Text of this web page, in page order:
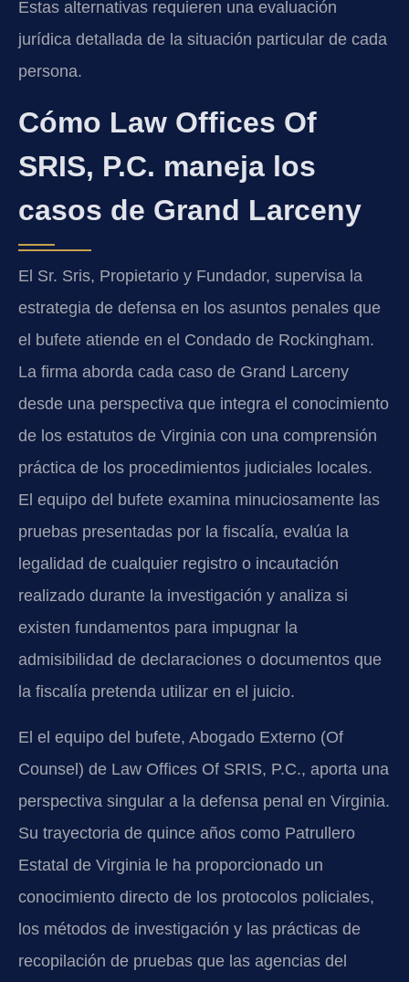
Estas alternativas requieren una evaluación
jurídica detallada de la situación particular de cada
persona.
Cómo Law Offices Of
SRIS, P.C. maneja los
casos de Grand Larceny
El Sr. Sris, Propietario y Fundador, supervisa la
estrategia de defensa en los asuntos penales que
el bufete atiende en el Condado de Rockingham.
La firma aborda cada caso de Grand Larceny
desde una perspectiva que integra el conocimiento
de los estatutos de Virginia con una comprensión
práctica de los procedimientos judiciales locales.
El equipo del bufete examina minuciosamente las
pruebas presentadas por la fiscalía, evalúa la
legalidad de cualquier registro o incautación
realizado durante la investigación y analiza si
existen fundamentos para impugnar la
admisibilidad de declaraciones o documentos que
la fiscalía pretenda utilizar en el juicio.
El el equipo del bufete, Abogado Externo (Of
Counsel) de Law Offices Of SRIS, P.C., aporta una
perspectiva singular a la defensa penal en Virginia.
Su trayectoria de quince años como Patrullero
Estatal de Virginia le ha proporcionado un
conocimiento directo de los protocolos policiales,
los métodos de investigación y las prácticas de
recopilación de pruebas que las agencias del